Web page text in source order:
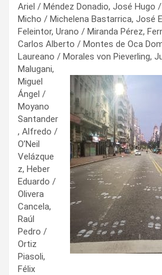
Ariel / Méndez Donadio, José Hugo
Micho / Michelena Bastarrica, José
Feleintor, Urano / Miranda Pérez,
Carlos Alberto / Montes de Oca
Laureano / Morales von Pieverling,
Malugani,
Miguel
Ángel /
Moyano
Santander
, Alfredo /
O’Neil
Velázque
z, Heber
Eduardo /
Olivera
Cancela,
Raúl
Pedro /
Ortiz
Piasoli,
Félix